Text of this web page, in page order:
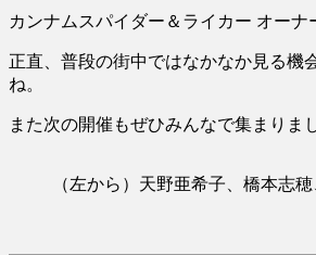
カンナムスパイダー＆ライカー オー
正直、普段の街中ではなかなか見る機
ね。
また次の開催もぜひみんなで集まりま
（左から）天野亜希子、橋本志